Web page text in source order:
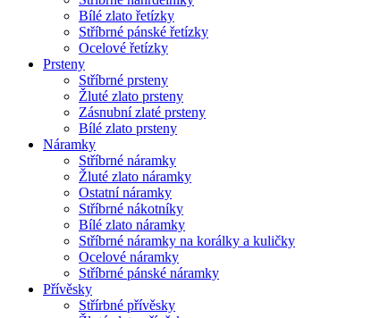
Bílé zlato řetízky
Stříbrné pánské řetízky
Ocelové řetízky
Prsteny
Stříbrné prsteny
Žluté zlato prsteny
Zásnubní zlaté prsteny
Bílé zlato prsteny
Náramky
Stříbrné náramky
Žluté zlato náramky
Ostatní náramky
Stříbrné nákotníky
Bílé zlato náramky
Stříbrné náramky na korálky a kuličky
Ocelové náramky
Stříbrné pánské náramky
Přívěsky
Střírbné přívěsky